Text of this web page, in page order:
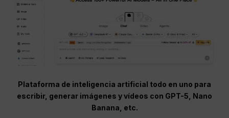
Plataforma de inteligencia artificial todo en uno para
escribir, generar imágenes y vídeos con GPT-5, Nano
Banana, etc.